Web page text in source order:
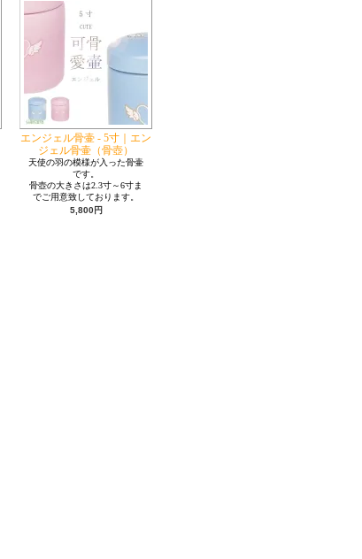
エンジェル骨壷 - 5寸｜エン
ジェル骨壷（骨壺）
天使の羽の模様が入った骨壷
です。
骨壺の大きさは2.3寸～6寸ま
でご用意致しております。
5,800円